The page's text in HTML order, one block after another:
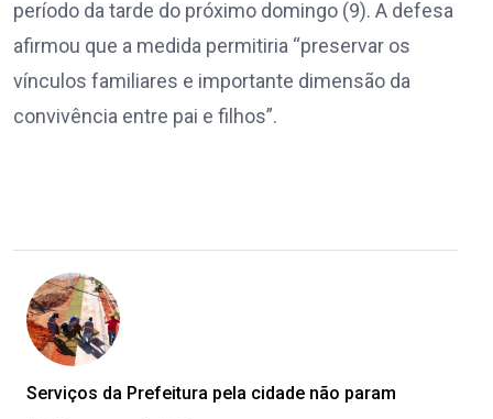
período da tarde do próximo domingo (9). A defesa
afirmou que a medida permitiria “preservar os
vínculos familiares e importante dimensão da
convivência entre pai e filhos”.
Serviços da Prefeitura pela cidade não param